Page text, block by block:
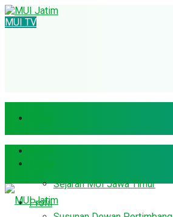
MUI TV
Sejarah MUI Jawa Timur
Profil